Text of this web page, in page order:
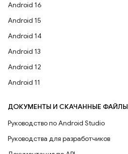
Android 16
Android 15
Android 14
Android 13
Android 12
Android 11
ДОКУМЕНТЫ И СКАЧАННЫЕ ФАЙЛЫ
Руководство по Android Studio
Руководства для разработчиков